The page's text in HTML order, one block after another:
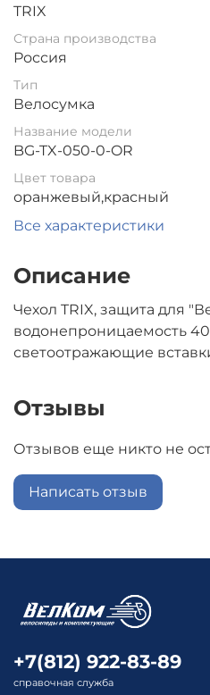
TRIX
Страна производства
Россия
Тип
Велосумка
Название модели
BG-TX-050-0-OR
Цвет товара
оранжевый,красный
Все характеристики
Описание
Чехол TRIX, защита для
водонепроницаемость
светоотражающие
Отзывы
Отзывов еще никто не
Написать отзыв
+7(812) 922-83-89
справочная служба